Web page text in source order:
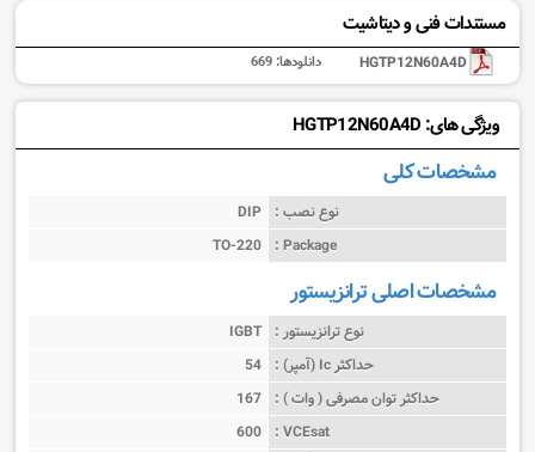
مستندات فنی و دیتاشیت
HGTP12N60A4D دانلودها: 669
ویژگی های: HGTP12N60A4D
مشخصات کلی
نوع نصب : DIP
Package :
TO-220
مشخصات اصلی ترانزیستور
نوع ترانزیستور : IGBT
حداکثر Ic (آمپر) :
54
حداکثر توان مصرفی ( وات ) : 167
VCEsat :
600